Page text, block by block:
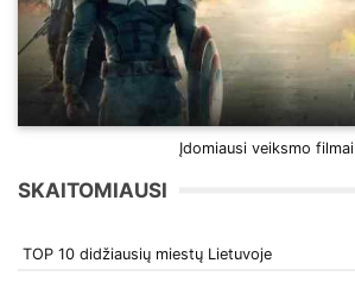
Įdomiausi veiksmo filmai
SKAITOMIAUSI
TOP 10 didžiausių miestų Lietuvoje